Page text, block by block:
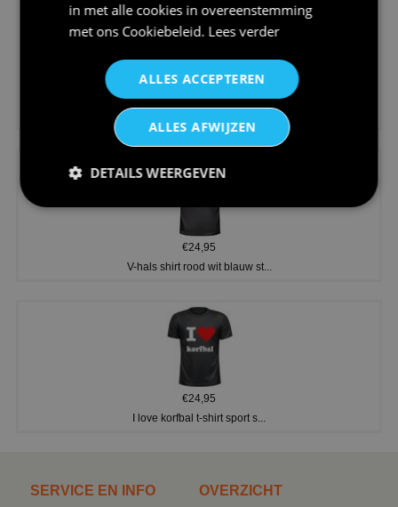
€24,95
Koningsdag shirt heren v-hals ...
€24,95
V-hals shirt rood wit blauw st...
€24,95
I love korfbal t-shirt sport s...
SERVICE EN INFO OVERZICHT
in met alle cookies in overeenstemming
met ons Cookiebeleid. Lees verder
ALLES ACCEPTEREN
ALLES AFWIJZEN
DETAILS WEERGEVEN